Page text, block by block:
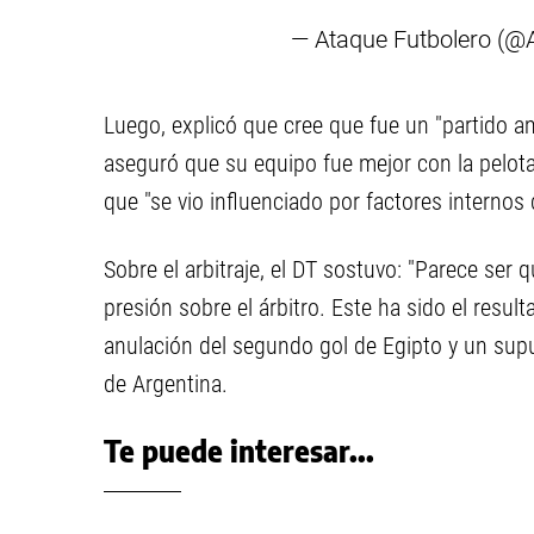
— Ataque Futbolero
Luego, explicó que cree que fue un "partido
aseguró que su equipo fue mejor con la
que "se vio influenciado por factores
Sobre el arbitraje, el DT sostuvo: "Parece ser
presión sobre el árbitro. Este ha sido el
anulación del segundo gol de Egipto y un
de Argentina.
Te puede interesar...